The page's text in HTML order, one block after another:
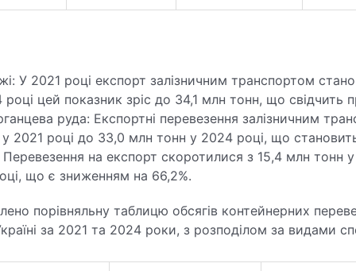
У 2021 році експорт залізничним транспортом
цей показник зріс до 34,1 млн тонн, що свідчить
руда: Експортні перевезення залізничним
2021 році до 33,0 млн тонн у 2024 році, що
на експорт скоротилися з 15,4 млн тонн
що є зниженням на 66,2%.
порівняльну таблицю обсягів контейнерних
за 2021 та 2024 роки, з розподілом за видами